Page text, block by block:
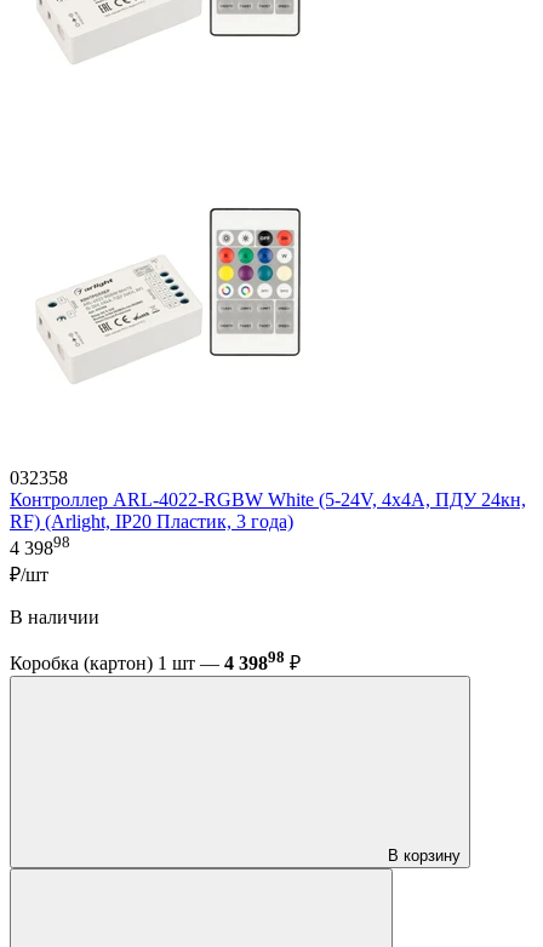
032358
Контроллер ARL-4022-RGBW White (5-24V, 4x4A, ПДУ 24кн,
RF) (Arlight, IP20 Пластик, 3 года)
4 39898
₽/шт
В наличии
Коробка (картон) 1 шт — 4 39898 ₽
В корзину